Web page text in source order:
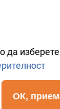
to
да
ОК,